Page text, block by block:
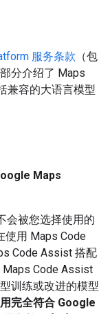
服务条款 （包
分介绍了 Maps
兼容的大语言模型
Maps
会被您选择使用的
使用 Maps Code
Code Assist 搭配
Code Assist
训练或改进的模型
完全符合 Google